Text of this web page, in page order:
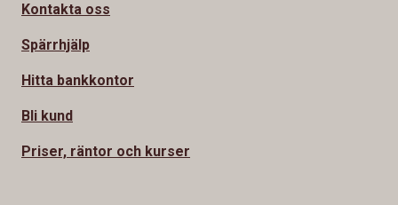
Kontakta oss
Spärrhjälp
Hitta bankkontor
Bli kund
Priser, räntor och kurser